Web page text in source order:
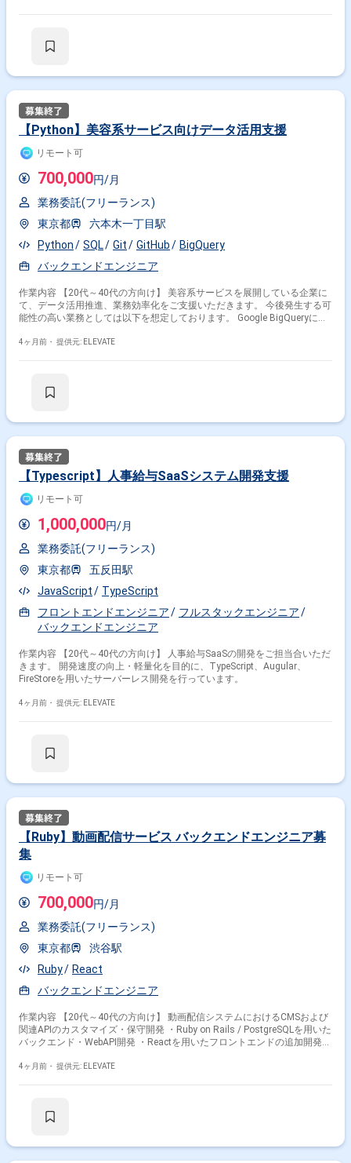
【Python】美容系サービス向けデータ活用支援
リモート可
700,000円/月
業務委託(フリーランス)
東京都
六本木一丁目駅
Python
SQL Git GitHub
BigQuery
バックエンドエンジニア
作業内容 【20代～40代の方向け】 美容系サービスを展開している企業に
て、データ活用推進、業務効率化をご支援いただきます。 今後発生する可
能性の高い業務としては以下を想定しております。 Google BigQueryにお
ーブルやセマンティックレイヤの要件定義、設計、開発、保守）。
4ヶ月前・ 提供元: ELEVATE
【Typescript】人事給与SaaSシステム開発支援
リモート可
1,000,000円/月
業務委託(フリーランス)
東京都
五反田駅
JavaScript
TypeScript
フロントエンドエンジニア
フルスタックエンジニア
バックエンドエンジニア
作業内容 【20代～40代の方向け】 人事給与SaaSの開発をご担当合いただ
きます。 開発速度の向上・軽量化を目的に、TypeScript、Augular、
FireStoreを用いたサーバーレス開発を行っています。
4ヶ月前・ 提供元: ELEVATE
【Ruby】動画配信サービス バックエンドエンジニア募
集
リモート可
700,000円/月
業務委託(フリーランス)
東京都
渋谷駅
Ruby
React
バックエンドエンジニア
作業内容 【20代～40代の方向け】 動画配信システムにおけるCMSおよび
関連APIのカスタマイズ・保守開発 ・Ruby on Rails / PostgreSQLを用いた
バックエンド・WebAPI開発 ・Reactを用いたフロントエンドの追加開発
MTG同席や要件定義への参画
4ヶ月前・ 提供元: ELEVATE